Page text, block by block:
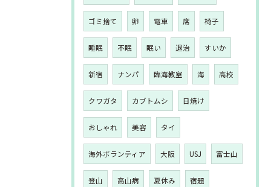
ゴミ捨て 卵 電車 席 椅子
睡眠 不眠 眠い 退治 すいか
新宿 ナンパ 臨海教室 海 高校
クワガタ カブトムシ 日焼け
おしゃれ 美容 タイ
海外ボランティア 大阪 USJ 富士山
登山 高山病 夏休み 宿題